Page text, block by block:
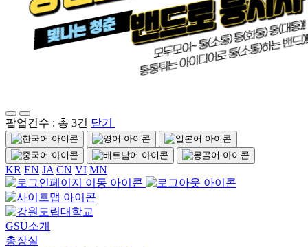
팝업건수 : 총 3건 닫기
KR EN JA CN VI MN
GSU소개
총장실